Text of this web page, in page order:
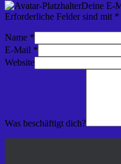
Deine E-
Erforderliche Felder sind mit *
Name *
E-Mail *
Website
Was beschäftigt dich?